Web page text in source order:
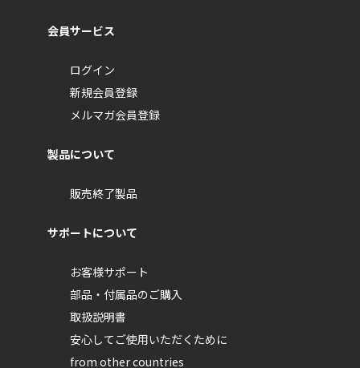
会員サービス
ログイン
新規会員登録
メルマガ会員登録
製品について
販売終了製品
サポートについて
お客様サポート
部品・付属品のご購入
取扱説明書
安心してご使用いただくために
from other countries